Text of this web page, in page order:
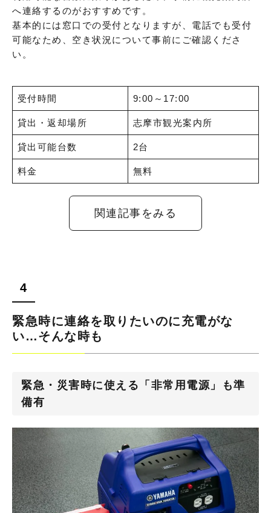
へ連絡するのがおすすめです。
基本的には窓口での受付となりますが、電話でも受付
可能なため、空き状況について事前にご確認くださ
い。
受付時間 9:00～17:00
貸出・返却場所 志摩市観光案内所
貸出可能台数 2台
料金 無料
関連記事をみる
緊急時に連絡を取りたいのに充電がな
い…そんな時も
緊急・災害時に使える「非常用電源」も準
備有